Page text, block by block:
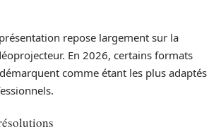
repose largement sur la
En 2026, certains formats
comme étant les plus adaptés